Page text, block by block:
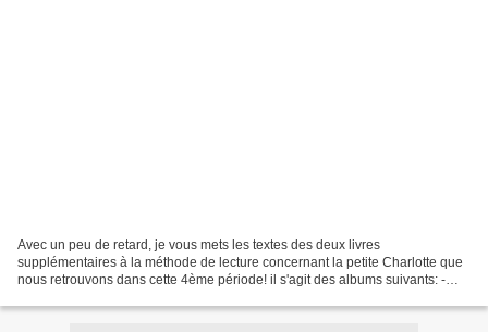
Avec un peu de retard, je vous mets les textes des deux livres
supplémentaires à la méthode de lecture concernant la petite Charlotte que
nous retrouvons dans cette 4ème période! il s'agit des albums suivants: -